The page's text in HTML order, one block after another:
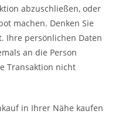
abzuschließen, oder
machen. Denken Sie
Ihre persönlichen Daten
an die Person
Transaktion nicht
in Ihrer Nähe kaufen